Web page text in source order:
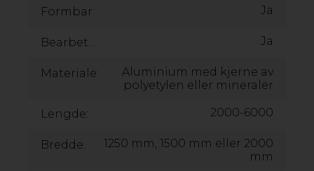
Formbar: Ja
Ja
Materiale:
Aluminium med kjerne av
polyetylen eller mineraler
Lengde: 2000-6000
Bredde:
1250 mm, 1500 mm eller 2000
mm
NEULAR - NYHET!
Oppdag Neular – et bærekraftig og vedlikeholdsfritt
fukt, mugg og kjemikalier uten å råtne. Laget av 100 %
resirkulert plastavfall uten PVC, er de både økonomisk
fordelaktige og et bedre valg fra et
bærekraftsperspektiv. Neular kan bearbeides som tre,
noe som gir enkel håndtering og fleksibilitet i dine